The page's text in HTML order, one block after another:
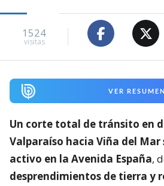
1524
visitas
VER RESUMEN
Un corte total de tránsito en
Valparaíso hacia Viña del
activo en la Avenida España,
desprendimientos de tierra y